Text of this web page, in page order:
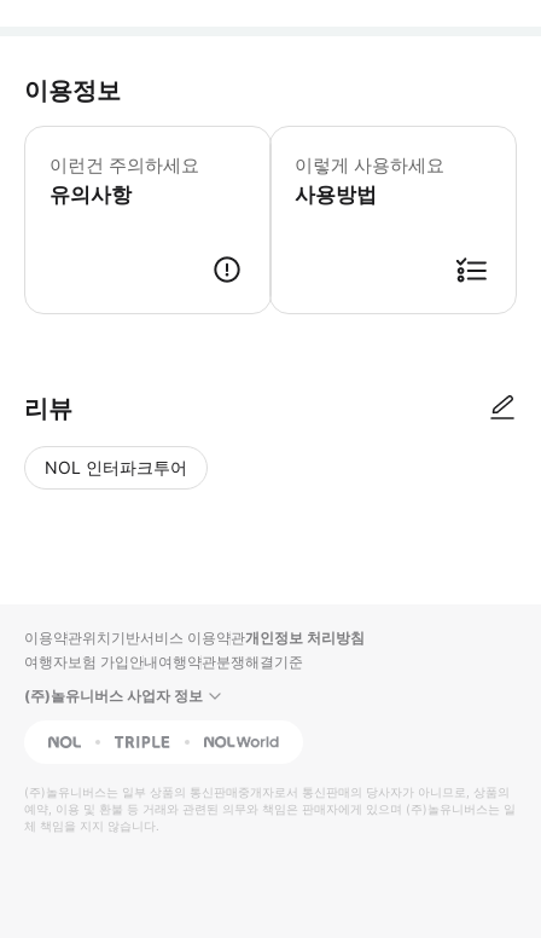
이용정보
이런건 주의하세요
유의사항
상품 상세 페이지 내 포함 / 불포함 사
이렇게 사용하세요
사용방법
리뷰
NOL 인터파크투어
입니
다.
높
은
순
동
영
상
순
상
이용약관위치기반서비스 이용약관개인정보 처리방침
여행자보험 가입안내여행약관분쟁해결기준
(주)놀유니버스 사업자 정보
NOL Triple Interpark Global
(주)놀유니버스는 일부 상품의 통신판매중개자로서 통신판매의 당사자가 아니므로, 상품의
예약, 이용 및 환불 등 거래와 관련된 의무와 책임은 판매자에게 있으며 (주)놀유니버스는 일
체 책임을 지지 않습니다.